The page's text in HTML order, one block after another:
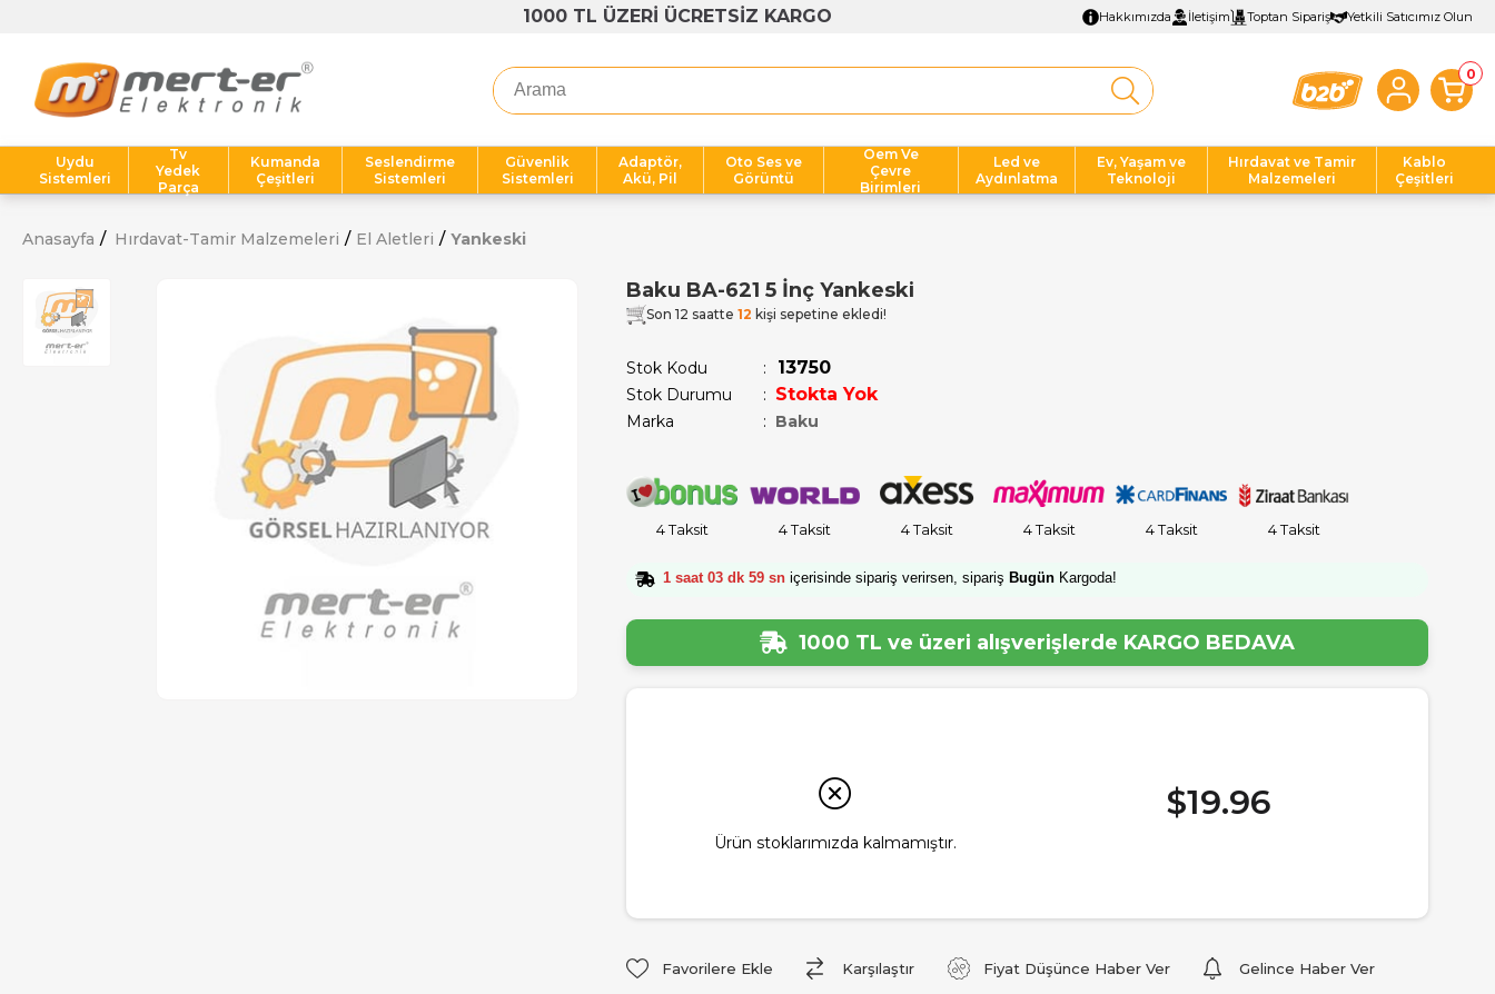
1000 TL ÜZERİ ÜCRETSİZ KARGO Hakkımızda İletişim Toptan Sipariş Yetkili Satıcımız Olun
0
Uydu
Sistemleri
Tv
Yedek
Parça
Kumanda
Çeşitleri
Seslendirme
Sistemleri
Güvenlik
Sistemleri
Adaptör,
Akü, Pil
Oto Ses ve
Görüntü
Oem Ve
Çevre
Birimleri
Led ve
Aydınlatma
Ev, Yaşam ve
Teknoloji
Hırdavat ve Tamir
Malzemeleri
Kablo
Çeşitleri
Anasayfa Hırdavat-Tamir Malzemeleri El Aletleri Yankeski
Baku BA-621 5 İnç Yankeski
Son 12 saatte 12 kişi sepetine ekledi!
Stok Kodu 13750
Stok Durumu : Stokta Yok
Marka : Baku
4 Taksit 4 Taksit 4 Taksit 4 Taksit 4 Taksit 4 Taksit
1 saat 03 dk 59 sn içerisinde sipariş verirsen, sipariş Bugün Kargoda!
1000 TL ve üzeri alışverişlerde KARGO BEDAVA
Ürün stoklarımızda kalmamıştır.
$19.96
Favorilere Ekle Karşılaştır Fiyat Düşünce Haber Ver Gelince Haber Ver